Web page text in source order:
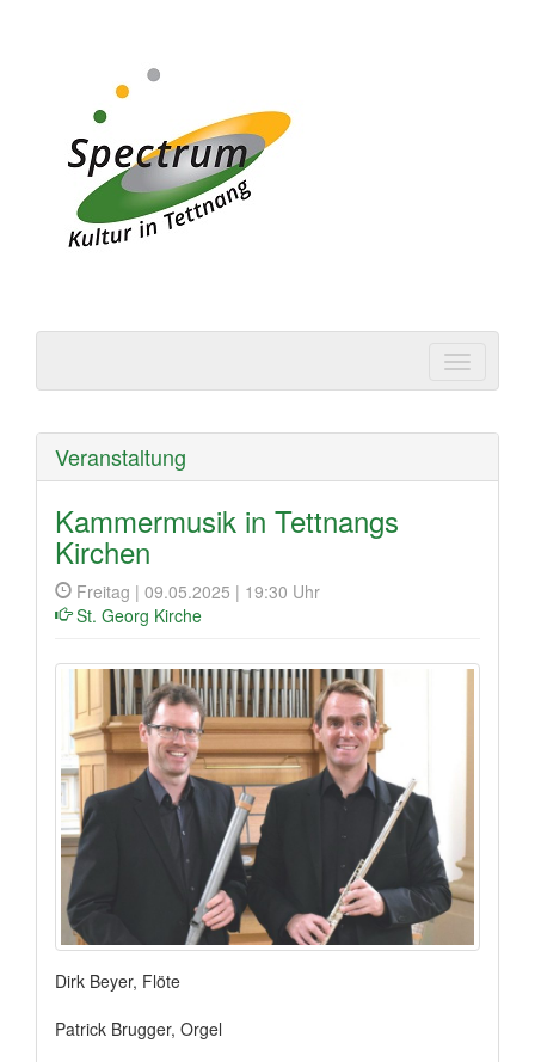
Tettnang
Veranstaltung
Kammermusik in Tettnangs
Kirchen
Freitag | 09.05.2025 | 19:30 Uhr
St. Georg Kirche
Dirk Beyer, Flöte
Patrick Brugger, Orgel